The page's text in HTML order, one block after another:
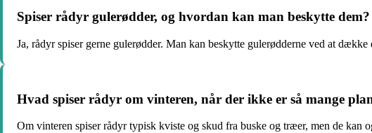
Spiser rådyr gulerødder, og hvordan kan man beskytte dem?
Ja, rådyr spiser gerne gulerødder. Man kan beskytte gulerødderne ved at
Hvad spiser rådyr om vinteren, når der ikke er så mange
Om vinteren spiser rådyr typisk kviste og skud fra buske og træer, men de kan